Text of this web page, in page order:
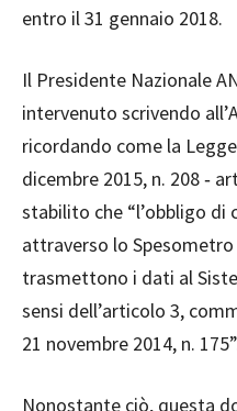
entro il 31 gennaio 2018.
Il Presidente Nazionale
intervenuto scrivendo
ricordando come la
dicembre 2015, n. 208‐
stabilito che “l’obbligo di
attraverso lo
trasmettono i dati al
sensi dell’articolo 3,
21 novembre 2014, n.
Nonostante ciò, questa